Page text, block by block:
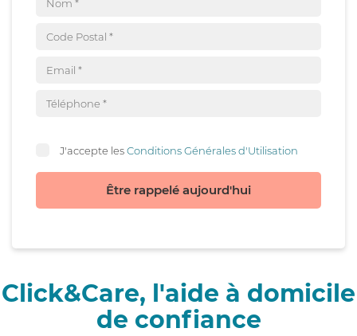
J'accepte lesConditions Générales d'Utilisation
Être rappelé aujourd'hui
Click&Care, l'aide à domicile
de confiance